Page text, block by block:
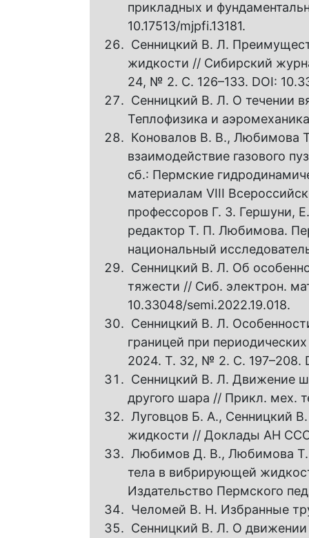
прикладных и
10.17513/mjpfi.13181.
Сенницкий В. Л.
жидкости // Сибирский
24, № 2. С. 126–133. DOI:
Сенницкий В. Л. О течении
Теплофизика и
Коновалов В. В., Любимова
взаимодействие газового
сб.: Пермские
материалам VIII
профессоров Г. З. Гершуни,
редактор Т. П. Любимова.
национальный
Сенницкий В. Л. Об
тяжести // Сиб. электрон.
10.33048/semi.2022.19.018.
Сенницкий В. Л.
границей при
2024. Т. 32, № 2. С. 197–208.
Сенницкий В. Л. Движение
другого шара // Прикл. мех.
Луговцов Б. А., Сенницкий
жидкости // Доклады АН
Любимов Д. В., Любимова Т.
тела в вибрирующей
Издательство Пермского
Челомей В. Н. Избранные
Сенницкий В. Л. О движении